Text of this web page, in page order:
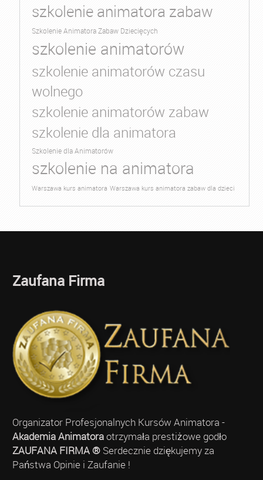
szkolenie animatora zabaw
Szkolenie Animatora Zabaw Dziecięcych
szkolenie animatorów
szkolenie animatorów czasu
wolnego
szkolenie animatorów zabaw
szkolenie dla animatora
Szkolenie dla Animatorów
szkolenie na animatora
Warszawa kurs animatora Warszawa kurs animatora zabaw dla dzieci
Zaufana Firma
Organizator Profesjonalnych Kursów Animatora -
Akademia Animatoraotrzymała prestiżowe godło
ZAUFANA FIRMA ®Serdecznie dziękujemy za
Państwa Opinie i Zaufanie !